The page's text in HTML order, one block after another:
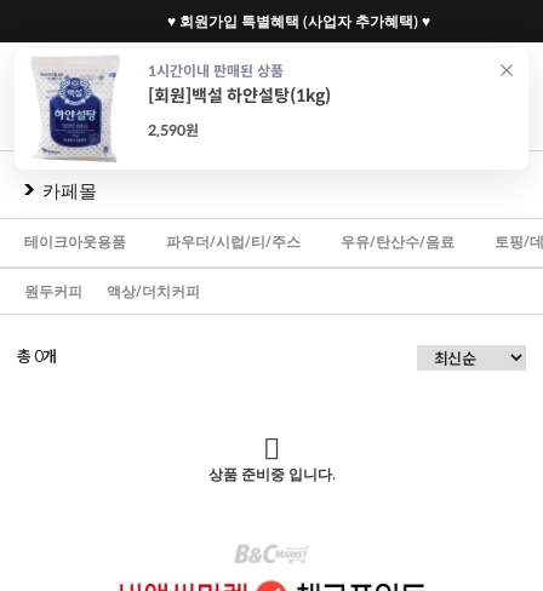
1시간이내 판매된 상품
[회원]백설 하얀설탕(1kg)
2,590원
♥ 회원가입 특별혜택 (사업자 추가혜택) ♥
0
재료 도구 포장
카페몰
테이크아웃용품 파우더/시럽/티/주스 우유/탄산수/음료 토핑/
원두커피 액상/더치커피
총0개
상품 준비중 입니다.